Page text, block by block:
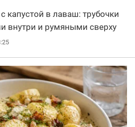
капустой в лаваш: трубочки
внутри и румяными сверху